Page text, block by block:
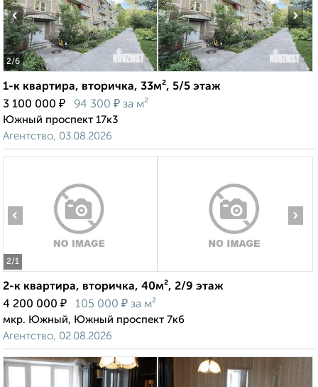
2/6
‹ ›
1-к квартира, вторичка, 33м², 5/5 этаж
3 100 000 ₽ 94 300 ₽ за м²
Южный проспект 17к3
Агентство, 03.08.2026
2/1
‹ ›
2-к квартира, вторичка, 40м², 2/9 этаж
4 200 000 ₽ 105 000 ₽ за м²
мкр. Южный, Южный проспект 7к6
Агентство, 02.08.2026